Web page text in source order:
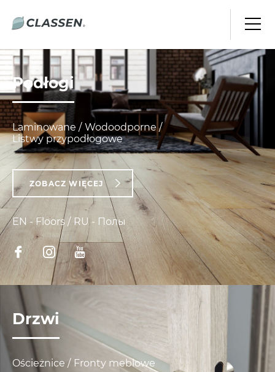
PODŁOGI
DRZWI
KONTAKT
US PL EN
Podłogi
Laminowane
Wodoodporne
Listwy przypodłogowe
ZOBACZ WIĘCEJ
EN - Floors RU - Полы
Drzwi
Ościeżnice Fronty meblowe